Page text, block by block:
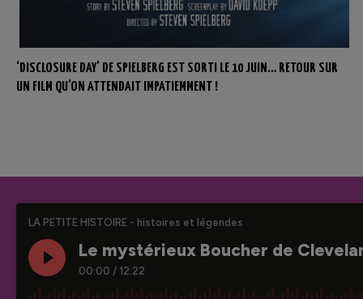
‘DISCLOSURE DAY’ DE SPIELBERG EST SORTI LE 10 JUIN… RETOUR SUR
UN FILM QU’ON ATTENDAIT IMPATIEMMENT !